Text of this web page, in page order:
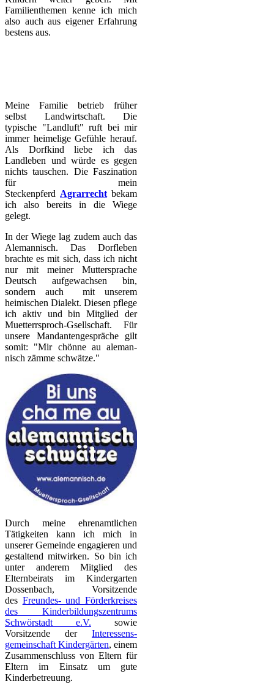
Familienthemen kenne ich mich
also auch aus eigener Erfahrung
bestens aus.
Meine Familie betrieb früher
selbst Landwirtschaft. Die
typische "Landluft" ruft bei mir
immer heimelige Gefühle herauf.
Als Dorfkind liebe ich das
Landleben und würde es gegen
nichts tauschen. Die Faszination
für mein
Steckenpferd Agrarrecht bekam
ich also bereits in die Wiege
gelegt.
In der Wiege lag zudem auch das
Alemannisch. Das Dorfleben
brachte es mit sich, dass ich nicht
nur mit meiner Muttersprache
Deutsch aufge­wach­sen bin,
sondern auch mit unserem
heimischen Dialekt. Diesen pflege
ich aktiv und bin Mitglied der
Muet­ter­rsproch-Gsellschaft. Für
unsere Mandan­ten­gespräche gilt
somit: "Mir chönne au aleman­
nisch zämme schwätze."
Durch meine ehrenamtlichen
Tätigkeiten kann ich mich in
unserer Gemeinde engagieren und
gestal­tend mitwirken. So bin ich
unter anderem Mitglied des
Eltern­bei­rats im Kindergarten
Dossenbach, Vorsitzende
des Freundes- und Förderkreises
des Kinderbildungszentrums
Schwörstadt e.V. sowie
Vorsitzende der Interes­sen­s­
gemeinschaft Kindergärten, einem
Zusam­men­schluss von Eltern für
Eltern im Einsatz um gute
Kinderbetreuung.